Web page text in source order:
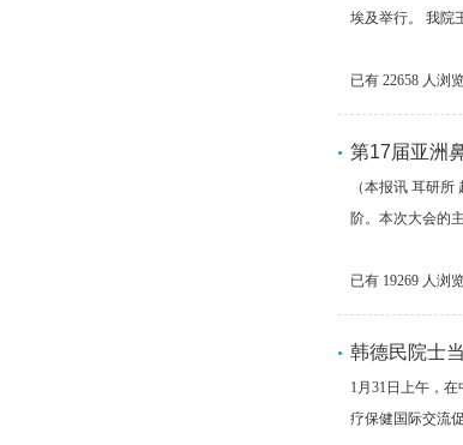
埃及举行。 我院
已有 22658 人浏
第17届亚洲
（本报讯 耳研
阶。本次大会的
已有 19269 人浏
韩德民院士
1月31日上午，
疗保健国际交流